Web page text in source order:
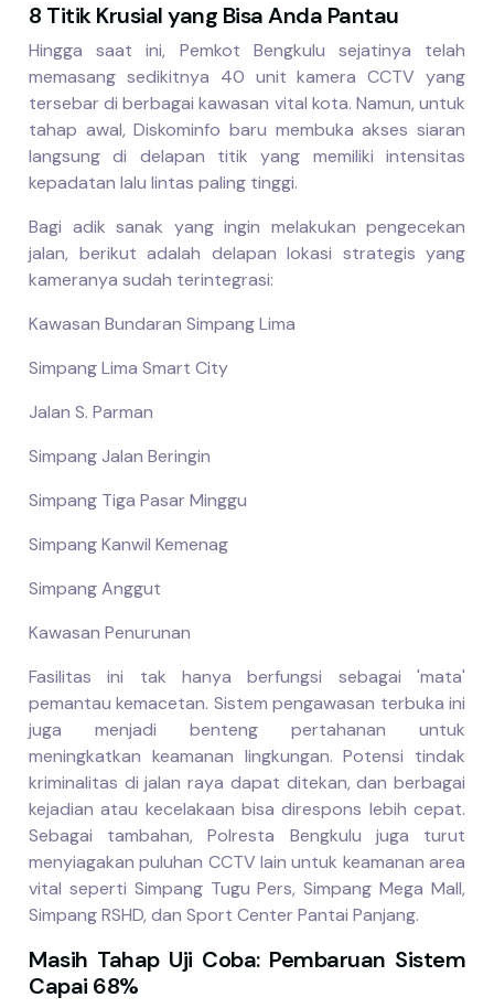
8 Titik Krusial yang Bisa Anda Pantau
Hingga saat ini, Pemkot Bengkulu sejatinya telah
memasang sedikitnya 40 unit kamera CCTV yang
tersebar di berbagai kawasan vital kota. Namun, untuk
tahap awal, Diskominfo baru membuka akses siaran
langsung di delapan titik yang memiliki intensitas
kepadatan lalu lintas paling tinggi.
Bagi adik sanak yang ingin melakukan pengecekan
jalan, berikut adalah delapan lokasi strategis yang
kameranya sudah terintegrasi:
Kawasan Bundaran Simpang Lima
Simpang Lima Smart City
Jalan S. Parman
Simpang Jalan Beringin
Simpang Tiga Pasar Minggu
Simpang Kanwil Kemenag
Simpang Anggut
Kawasan Penurunan
Fasilitas ini tak hanya berfungsi sebagai 'mata'
pemantau kemacetan. Sistem pengawasan terbuka ini
juga menjadi benteng pertahanan untuk
meningkatkan keamanan lingkungan. Potensi tindak
kriminalitas di jalan raya dapat ditekan, dan berbagai
kejadian atau kecelakaan bisa direspons lebih cepat.
Sebagai tambahan, Polresta Bengkulu juga turut
menyiagakan puluhan CCTV lain untuk keamanan area
vital seperti Simpang Tugu Pers, Simpang Mega Mall,
Simpang RSHD, dan Sport Center Pantai Panjang.
Masih Tahap Uji Coba: Pembaruan Sistem
Capai 68%